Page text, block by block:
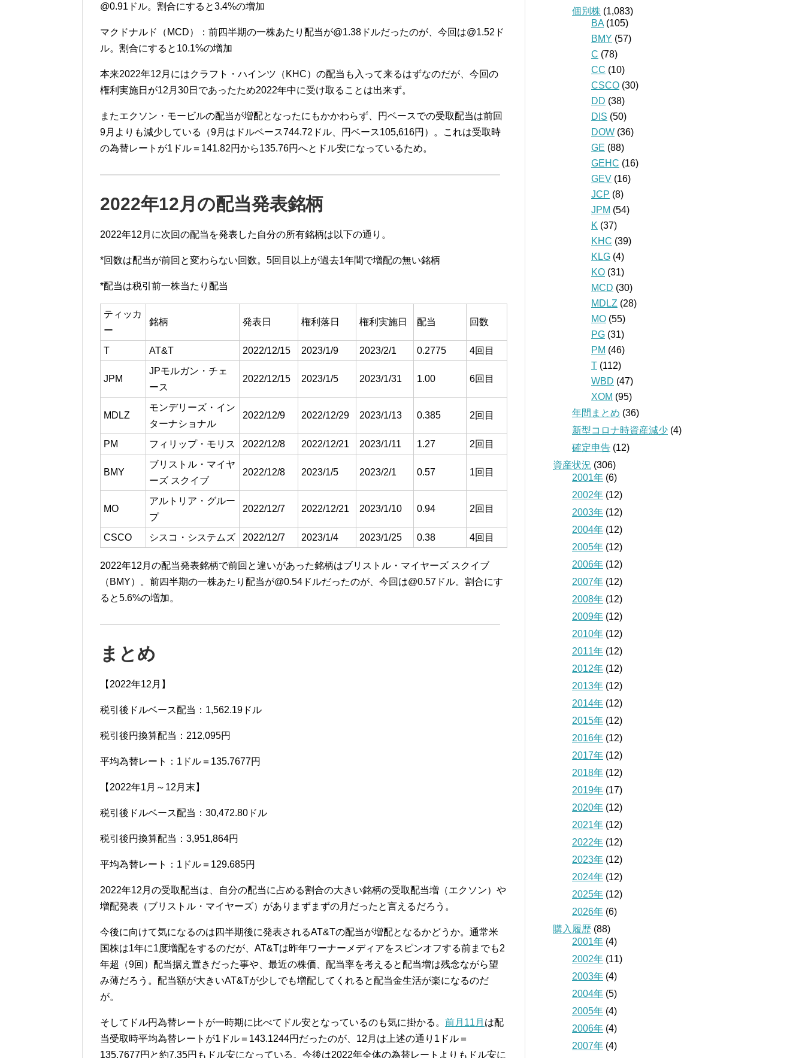
@0.91 ドル。割合にすると3.4%の増加
マクドナルド（MCD）： 前四半期の一株あたり配当が@1.38 ドルだったのが、今回は@1.52 ド
ル。割合にすると10.1%の増加
本来2022年12月にはクラフト・ハインツ（KHC）の配当も入って来るはずなのだが、今回の
権利実施日が12月30日であったため2022年中に受け取ることは出来ず。
またエクソン・モービルの配当が増配となったにもかかわらず、円ベースでの受取配当は前回
9月よりも減少している（9月はドルベース744.72ドル、円ベース105,616円）。これは受取時
の為替レートが1ドル＝141.82円から135.76円へとドル安になっているため。
2022年12月の配当発表銘柄
2022年12月に次回の配当を発表した自分の所有銘柄は以下の通り。
*回数は配当が前回と変わらない回数。5回目以上が過去1年間で増配の無い銘柄
*配当は税引前一株当たり配当
ティッカ
ー
銘柄 発表日 権利落日 権利実施日 配当 回数
T AT&T 2022/12/15 2023/1/9 2023/2/1 0.2775 4回目
JPM
JPモルガン・チェ
ース
2022/12/15 2023/1/5 2023/1/31 1.00 6回目
MDLZ
モンデリーズ・イン
ターナショナル
2022/12/9 2022/12/29 2023/1/13 0.385 2回目
PM フィリップ・モリス 2022/12/8 2022/12/21 2023/1/11 1.27 2回目
BMY
ブリストル・マイヤ
ーズ スクイブ
2022/12/8 2023/1/5 2023/2/1 0.57 1回目
MO
アルトリア・グルー
プ
2022/12/7 2022/12/21 2023/1/10 0.94 2回目
CSCO シスコ・システムズ 2022/12/7 2023/1/4 2023/1/25 0.38 4回目
2022年12月の配当発表銘柄で前回と違いがあった銘柄はブリストル・マイヤーズ スクイブ
（BMY）。 前四半期の一株あたり配当が@0.54 ドルだったのが、今回は@0.57 ドル。割合にす
ると5.6%の増加。
まとめ
【2022年12月】
税引後ドルベース配当：1,562.19ドル
税引後円換算配当：212,095円
平均為替レート：1ドル＝135.7677円
【2022年1月～12月末】
税引後ドルベース配当：30,472.80ドル
税引後円換算配当：3,951,864円
平均為替レート：1ドル＝129.685円
2022年12月の受取配当は、自分の配当に占める割合の大きい銘柄の受取配当増（エクソン）や
増配発表（ブリストル・マイヤーズ）がありまずまずの月だったと言えるだろう。
今後に向けて気になるのは四半期後に発表されるAT&Tの配当が増配となるかどうか。通常米
国株は1年に1度増配をするのだが、AT&Tは昨年ワーナーメディアをスピンオフする前までも2
年超（9回）配当据え置きだった事や、最近の株価、配当率を考えると配当増は残念ながら望
み薄だろう。配当額が大きいAT&Tが少しでも増配してくれると配当金生活が楽になるのだ
が。
そしてドル円為替レートが一時期に比べてドル安となっているのも気に掛かる。 前月11月 は配
当受取時平均為替レートが1ドル＝143.1244円だったのが、12月は上述の通り1ドル＝
135.7677円と約7.35円もドル安になっている。今後は2022年全体の為替レートよりもドル安に
個別株 (1,083)
BA (105)
BMY (57)
C (78)
CC (10)
CSCO (30)
DD (38)
DIS (50)
DOW (36)
GE (88)
GEHC (16)
GEV (16)
JCP (8)
JPM (54)
K (37)
KHC (39)
KLG (4)
KO (31)
MCD (30)
MDLZ (28)
MO (55)
PG (31)
PM (46)
T (112)
WBD (47)
XOM (95)
年間まとめ (36)
新型コロナ時資産減少 (4)
確定申告 (12)
資産状況 (306)
2001年 (6)
2002年 (12)
2003年 (12)
2004年 (12)
2005年 (12)
2006年 (12)
2007年 (12)
2008年 (12)
2009年 (12)
2010年 (12)
2011年 (12)
2012年 (12)
2013年 (12)
2014年 (12)
2015年 (12)
2016年 (12)
2017年 (12)
2018年 (12)
2019年 (17)
2020年 (12)
2021年 (12)
2022年 (12)
2023年 (12)
2024年 (12)
2025年 (12)
2026年 (6)
購入履歴 (88)
2001年 (4)
2002年 (11)
2003年 (4)
2004年 (5)
2005年 (4)
2006年 (4)
2007年 (4)